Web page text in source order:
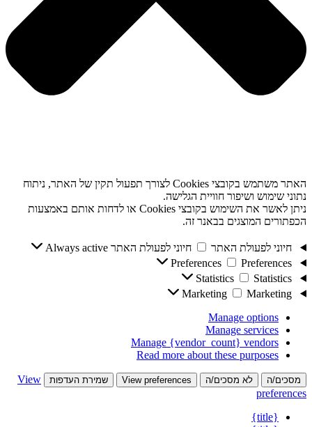
האתר משתמש בקובצי Cookies לצורך תפעול תקין של האתר, ניתוח
נתוני שימוש ושיפור חוויית הגלישה.
ניתן לאשר את השימוש בקובצי Cookies או לדחות אותם באמצעות
הכפתורים המוצגים בבאנר זה.
חיוני לפעולת האתר חיוני לפעולת האתר Always active
Preferences
Preferences
Statistics
Statistics
Marketing
Marketing
Manage options
Manage services
Manage {vendor_count} vendors
Read more about these purposes
מסכים/ה לא מסכים/ה View preferences שמירת העדפות
View
preferences
{title}